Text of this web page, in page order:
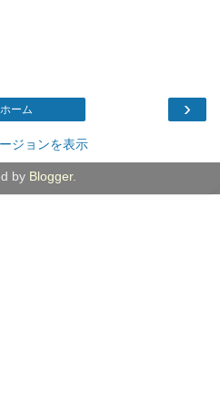
›
ホーム
ジョンを表示
by Blogger.